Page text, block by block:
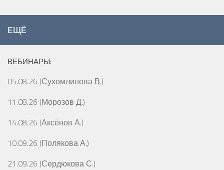
ЕЩЁ
ВЕБИНАРЫ:
05.08.26 (Сухомлинова В.)
11.08.26 (Морозов Д.)
14.08.26 (Аксёнов А.)
10.09.26 (Полякова А.)
21.09.26 (Сердюкова С.)